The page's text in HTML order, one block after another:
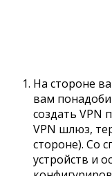
На стороне
вам
создать VPN
VPN шлюз,
стороне). Со
устройств и